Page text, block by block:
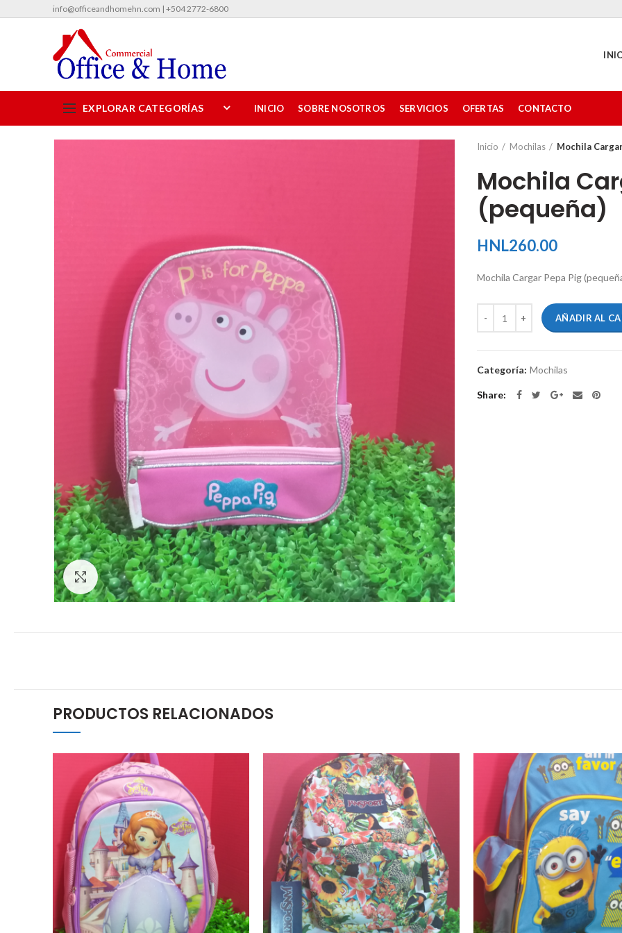
info@officeandhomehn.com | +504 2772-6800
EXPLORAR CATEGORÍAS INICIO SOBRE NOSOTROS SERVICIOS OFERTAS CONTACTO
Ver tamaño completo
Inicio Mochilas Mochila
Mochila
(pequeña)
HNL260.00
Mochila Cargar Pepa Pig
AÑADIR AL
Categoría: Mochilas
Share
PRODUCTOS RELACIONADOS